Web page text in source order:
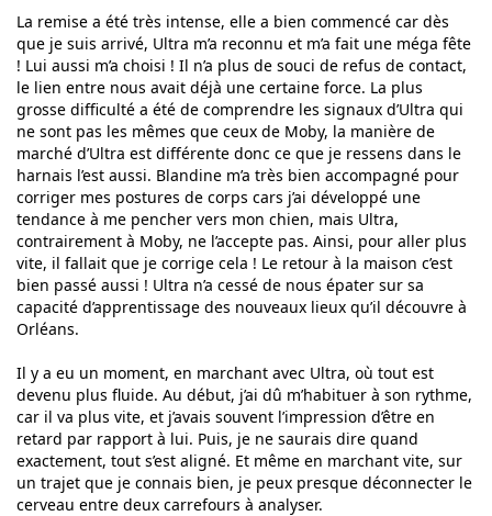
La remise a été très intense, elle a bien commencé car dès
que je suis arrivé, Ultra m’a reconnu et m’a fait une méga fête
! Lui aussi m’a choisi ! Il n’a plus de souci de refus de contact,
le lien entre nous avait déjà une certaine force. La plus
grosse difficulté a été de comprendre les signaux d’Ultra qui
ne sont pas les mêmes que ceux de Moby, la manière de
marché d’Ultra est différente donc ce que je ressens dans le
harnais l’est aussi. Blandine m’a très bien accompagné pour
corriger mes postures de corps cars j’ai développé une
tendance à me pencher vers mon chien, mais Ultra,
contrairement à Moby, ne l’accepte pas. Ainsi, pour aller plus
vite, il fallait que je corrige cela ! Le retour à la maison c’est
bien passé aussi ! Ultra n’a cessé de nous épater sur sa
capacité d’apprentissage des nouveaux lieux qu’il découvre à
Orléans.
Il y a eu un moment, en marchant avec Ultra, où tout est
devenu plus fluide. Au début, j’ai dû m’habituer à son rythme,
car il va plus vite, et j’avais souvent l’impression d’être en
retard par rapport à lui. Puis, je ne saurais dire quand
exactement, tout s’est aligné. Et même en marchant vite, sur
un trajet que je connais bien, je peux presque déconnecter le
cerveau entre deux carrefours à analyser.